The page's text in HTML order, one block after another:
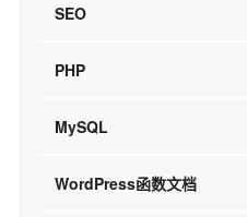
SEO
PHP
MySQL
WordPress函数文档